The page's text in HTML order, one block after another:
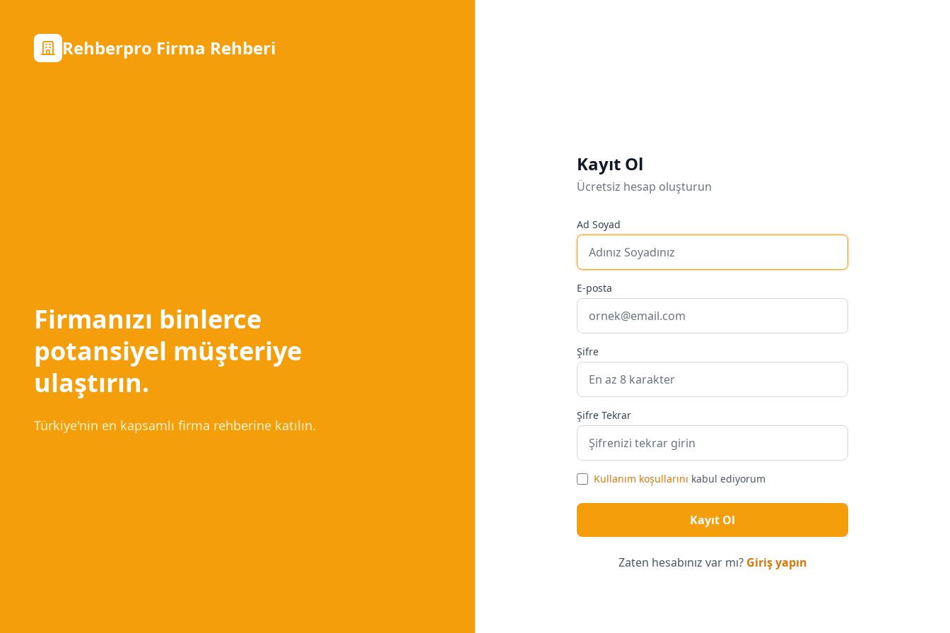
Rehberpro Firma Rehberi
Firmanızı binlerce
potansiyel müşteriye
ulaştırın.
Türkiye'nin en kapsamlı firma rehberine katılın.
Kayıt Ol
Ücretsiz hesap oluşturun
Ad Soyad
E-posta
Şifre
Şifre Tekrar
Kullanım koşullarını kabul ediyorum
Kayıt Ol
Zaten hesabınız var mı? Giriş yapın